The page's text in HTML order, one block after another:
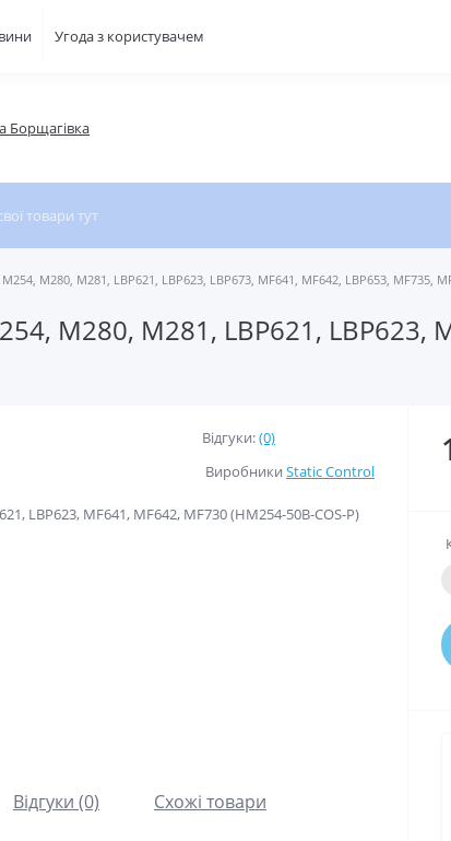
Угода з користувачем
Борщагівка
M280, M281, LBP621, LBP623, LBP673, MF641, MF642, LBP653, MF735,
M280, M281, LBP621, LBP623,
Відгуки:(0)
Виробники Static Control
Відгуки (0) Схожі товари